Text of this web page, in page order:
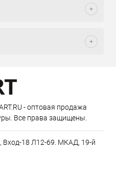
- оптовая продажа
Все права защищены.
Вход-18 Л12-69. МКАД, 19-й